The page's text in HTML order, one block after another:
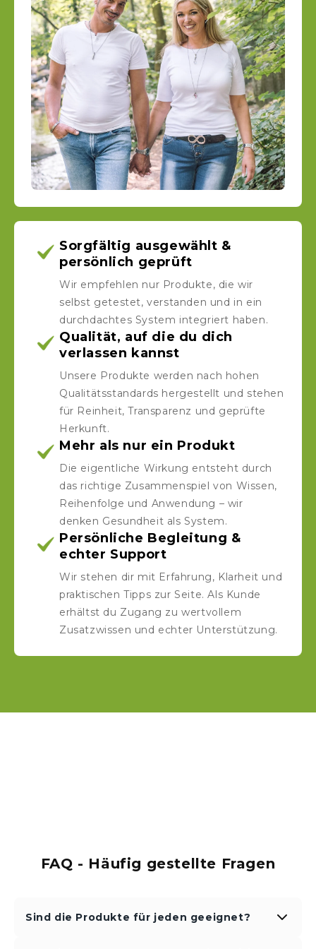
Sorgfältig ausgewählt &
persönlich geprüft
Wir empfehlen nur Produkte, die wir
selbst getestet, verstanden und in ein
durchdachtes System integriert haben.
Qualität, auf die du dich
verlassen kannst
Unsere Produkte werden nach hohen
Qualitätsstandards hergestellt und stehen
für Reinheit, Transparenz und geprüfte
Herkunft.
Mehr als nur ein Produkt
Die eigentliche Wirkung entsteht durch
das richtige Zusammenspiel von Wissen,
Reihenfolge und Anwendung – wir
denken Gesundheit als System.
Persönliche Begleitung &
echter Support
Wir stehen dir mit Erfahrung, Klarheit und
praktischen Tipps zur Seite. Als Kunde
erhältst du Zugang zu wertvollem
Zusatzwissen und echter Unterstützung.
FAQ - Häufig gestellte Fragen
Sind die Produkte für jeden geeignet?